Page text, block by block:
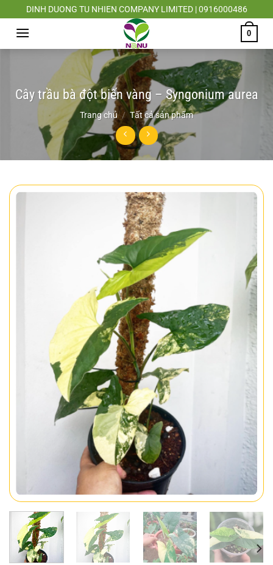
Chuyển
đến
dung
DINH DUONG TU NHIEN COMPANY LIMITED | 0916000486
0
Cây trầu bà đột biến vàng – Syngonium aurea
Trang chủ / Tất cả sản phẩm